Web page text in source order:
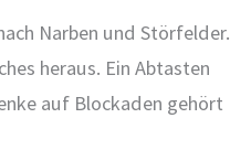
Narben und Störfelder.
heraus. Ein Abtasten
auf Blockaden gehört